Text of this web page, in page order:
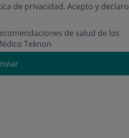
de privacidad. Acepto y declaro
de salud de los
Teknon